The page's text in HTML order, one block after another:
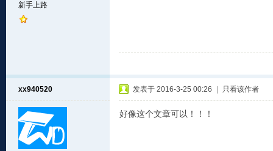
新手上路
xx940520 发表于 2016-3-25 00:26 只看该作者
好像这个文章可以！！！